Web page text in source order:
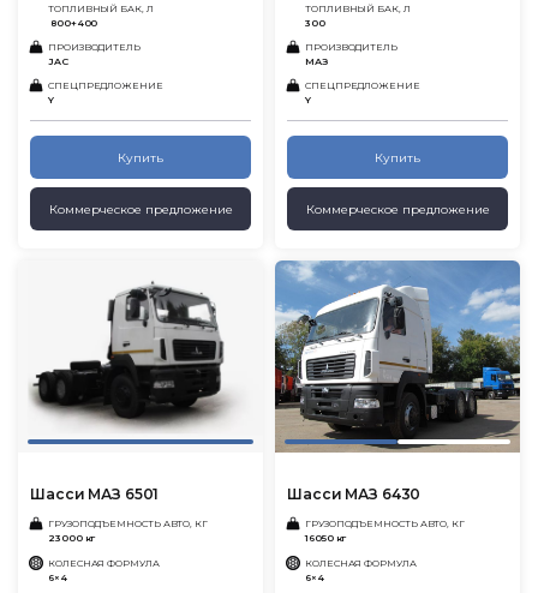
ТОПЛИВНЫЙ БАК, Л
800+400
ПРОИЗВОДИТЕЛЬ
JAC
СПЕЦПРЕДЛОЖЕНИЕ
Y
Купить
Коммерческое предложение
ТОПЛИВНЫЙ БАК, Л
300
ПРОИЗВОДИТЕЛЬ
МАЗ
СПЕЦПРЕДЛОЖЕНИЕ
Y
Купить
Коммерческое предложение
Шасси МАЗ 6501
ГРУЗОПОДЪЕМНОСТЬ АВТО, КГ
23000 кг
КОЛЕСНАЯ ФОРМУЛА
6×4
Шасси МАЗ 6430
ГРУЗОПОДЪЕМНОСТЬ АВТО, КГ
16050 кг
КОЛЕСНАЯ ФОРМУЛА
6×4